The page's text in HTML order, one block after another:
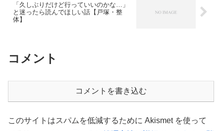
「久しぶりだけど行っていいのかな…」
と迷ったら読んでほしい話【戸塚・整
体】
コメント
コメントを書き込む
このサイトはスパムを低減するために Akismet を使って